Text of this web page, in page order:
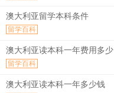
澳大利亚留学本科条件
留学百科
澳大利亚读本科一年费用多少
留学百科
澳大利亚读本科一年多少钱